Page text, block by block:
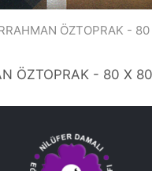
ÖZTOPRAK -
ÖZTOPRAK - 80 X 80